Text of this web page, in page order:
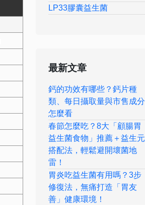
LP33膠囊益生菌
最新文章
鈣的功效有哪些？鈣片種
類、每日攝取量與市售成分
怎麼看
春節怎麼吃？8大「顧腸胃
益生菌食物」推薦＋益生元
搭配法，輕鬆避開壞菌地
雷！
胃炎吃益生菌有用嗎？3步
修復法，無痛打造「胃友
善」健康環境！